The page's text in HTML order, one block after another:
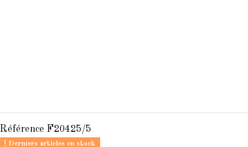
Référence F20425/5
Derniers articles en stock